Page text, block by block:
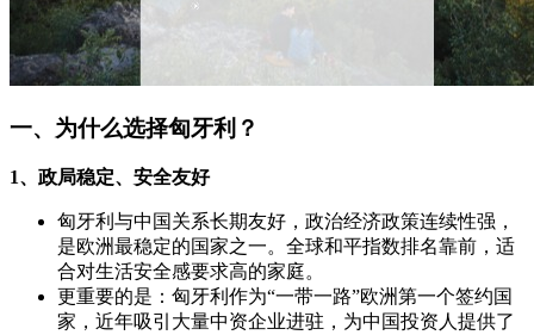
一、为什么选择匈牙利？
1、政局稳定、安全友好
匈牙利与中国关系长期友好，政治经济政策连续性强，
是欧洲最稳定的国家之一。全球和平指数排名靠前，适
合对生活安全感要求高的家庭。
更重要的是：匈牙利作为“一带一路”欧洲第一个签约国
家，近年吸引大量中资企业进驻，为中国投资人提供了